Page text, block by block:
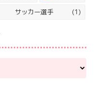
サッカー選手 (1)